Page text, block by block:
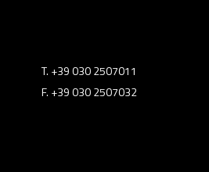
T. +39 030 2507011
F. +39 030 2507032